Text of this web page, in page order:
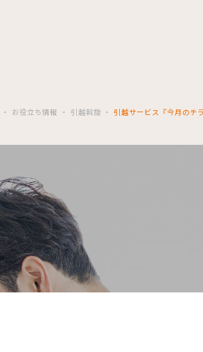
お役立ち情報 引越斡旋 引越サービス『今月のチ